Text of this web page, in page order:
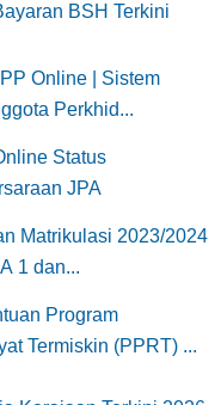
BSH Terkini
Online | Sistem
Perkhid...
Status
JPA
Matrikulasi 2023/2024
1 dan...
Program
Termiskin (PPRT) ...